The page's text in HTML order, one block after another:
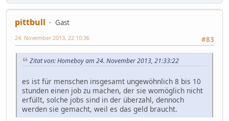
pittbull
Gast
#83
24. November 2013, 22:10:36
Zitat von: Homeboy am 24. November 2013, 21:33:22
es ist für menschen insgesamt ungewöhnlich 8 bis 10
stunden einen job zu machen, der sie womöglich nicht
erfüllt, solche jobs sind in der überzahl, dennoch
werden sie gemacht, weil es das geld braucht.